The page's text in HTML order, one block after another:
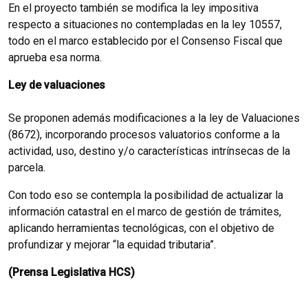
En el proyecto también se modifica la ley impositiva
respecto a situaciones no contempladas en la ley 10557,
todo en el marco establecido por el Consenso Fiscal que
aprueba esa norma.
Ley de valuaciones
Se proponen además modificaciones a la ley de Valuaciones
(8672), incorporando procesos valuatorios conforme a la
actividad, uso, destino y/o características intrínsecas de la
parcela.
Con todo eso se contempla la posibilidad de actualizar la
información catastral en el marco de gestión de trámites,
aplicando herramientas tecnológicas, con el objetivo de
profundizar y mejorar “la equidad tributaria”.
(Prensa Legislativa HCS)